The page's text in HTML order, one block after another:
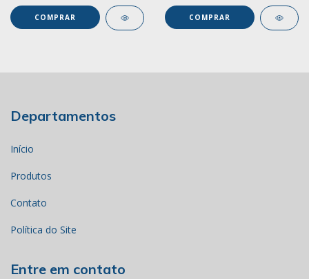
COMPRAR COMPRAR
Departamentos
Início
Produtos
Contato
Política do Site
Entre em contato